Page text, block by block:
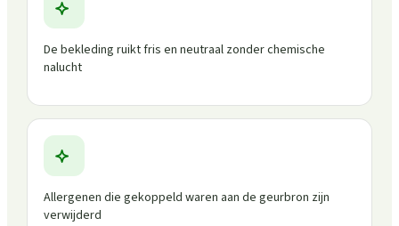
De bekleding ruikt fris en neutraal zonder chemische
nalucht
Allergenen die gekoppeld waren aan de geurbron zijn
verwijderd